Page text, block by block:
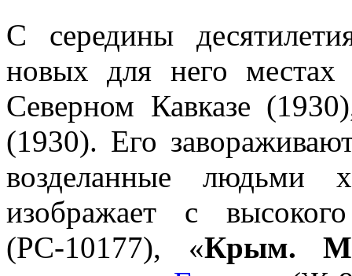
С середины
новых для него
Северном Кавказе
(1930). Его
возделанные людьми
изображает с
(РС-10177), «Крым.